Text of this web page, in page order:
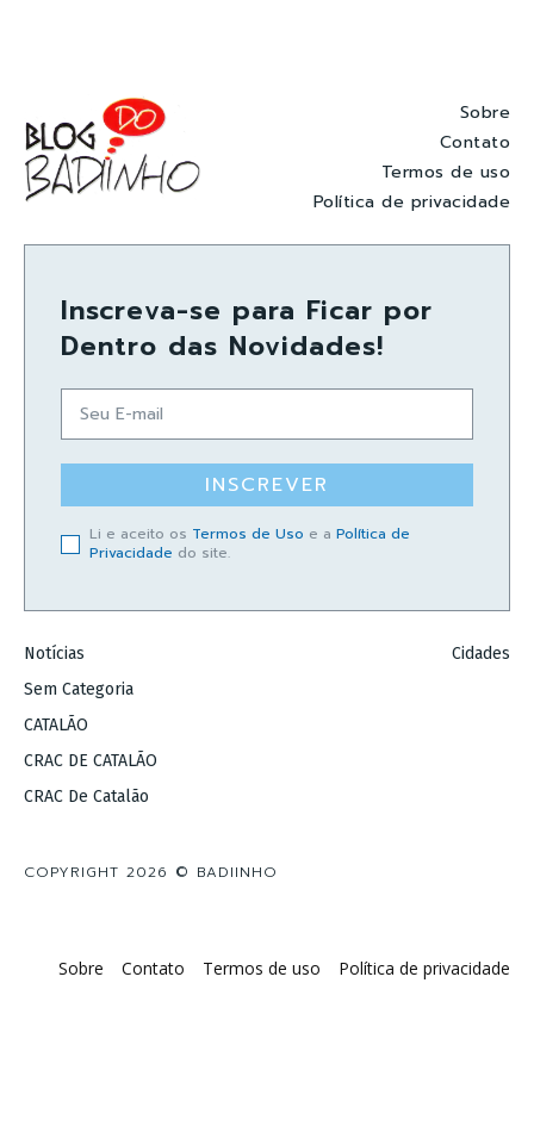
Sobre
Contato
Termos de uso
Política de privacidade
Inscreva-se para Ficar por
Dentro das Novidades!
INSCREVER
Li e aceito os Termos de Uso e a Política de
Privacidade do site.
Notícias
Sem Categoria
CATALÃO
CRAC DE CATALÃO
CRAC De Catalão
Cidades
COPYRIGHT 2026 © BADIINHO
Sobre Contato Termos de uso Política de privacidade